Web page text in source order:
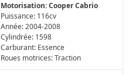
Motorisation: Cooper Cabrio
Puissance: 116cv
Année: 2004-2008
Cylindrée: 1598
Carburant: Essence
Roues motrices: Traction